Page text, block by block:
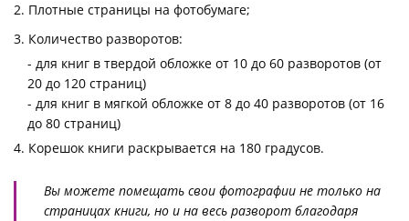
Плотные страницы на фотобумаге;
Количество разворотов:
- для книг в твердой обложке от 10 до 60 разворотов (от
20 до 120 страниц)
- для книг в мягкой обложке от 8 до 40 разворотов (от 16
до 80 страниц)
Корешок книги раскрывается на 180 градусов.
Вы можете помещать свои фотографии не только на
страницах книги, но и на весь разворот благодаря